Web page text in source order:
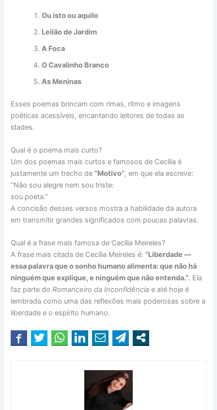
Ou isto ou aquilo
Leilão de Jardim
A Foca
O Cavalinho Branco
As Meninas
Esses poemas brincam com rimas, ritmo e imagens
poéticas acessíveis, encantando leitores de todas as
idades.
Qual é o poema mais curto?
Um dos poemas mais curtos e famosos de Cecília é
justamente um trecho de “Motivo”, em que ela escreve:
“Não sou alegre nem sou triste:
sou poeta.”
A concisão desses versos mostra a habilidade da autora
em transmitir grandes significados com poucas palavras.
Qual é a frase mais famosa de Cecília Meireles?
A frase mais citada de Cecília Meireles é: “Liberdade —
essa palavra que o sonho humano alimenta: que não há
ninguém que explique, e ninguém que não entenda.”. Ela
faz parte doRomanceiro da Inconfidência e até hoje é
lembrada como uma das reflexões mais poderosas sobre a
liberdade e o espírito humano.